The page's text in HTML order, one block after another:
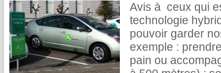
Avis à ceux qui
technologie
pouvoir garder
exemple :
pain ou